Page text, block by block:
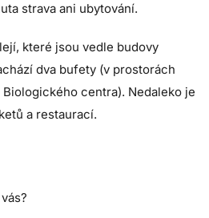
strava ani ubytování.
, které jsou vedle budovy
dva bufety (v prostorách
centra). Nedaleko je
a restaurací.